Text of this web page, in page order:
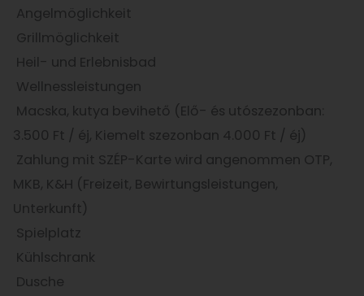
Angelmöglichkeit
Grillmöglichkeit
Heil- und Erlebnisbad
Wellnessleistungen
Macska, kutya bevihető (Elő- és utószezonban:
3.500 Ft / éj, Kiemelt szezonban 4.000 Ft / éj)
Zahlung mit SZÉP-Karte wird angenommen OTP,
MKB, K&H (Freizeit, Bewirtungsleistungen,
Unterkunft)
Spielplatz
Kühlschrank
Dusche